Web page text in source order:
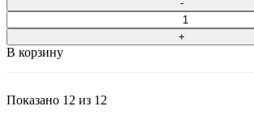
В корзину
Показано 12 из 12